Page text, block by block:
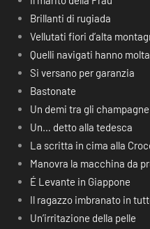
Brillanti di rugiada
Vellutati fiori d’alta
Quelli navigati hanno
Si versano per garanzia
Bastonate
Un demi tra gli champagne
Un… detto alla tedesca
La scritta in cima alla
Manovra la macchina da
É Levante in Giappone
Il ragazzo imbranato in
Un’irritazione della pelle